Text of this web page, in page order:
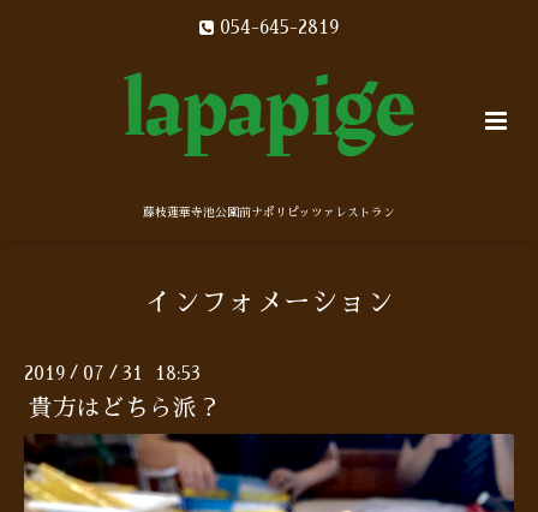
054-645-2819
藤枝蓮華寺池公園前ナポリピッツァレストラン
インフォメーション
2019 / 07 / 31 18:53
貴方はどちら派？